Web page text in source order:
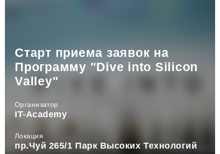
Старт приема заявок на
Программу "Dive into Silicon
Valley"
Организатор
IT-Academy
Локация
пр.Чуй 265/1 Парк Высоких Технологий